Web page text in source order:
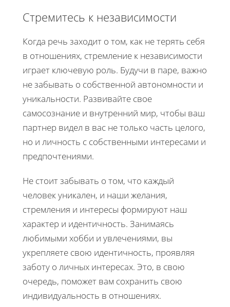
Стремитесь к независимости
Когда речь заходит о том, как не терять себя
в отношениях, стремление к независимости
играет ключевую роль. Будучи в паре, важно
не забывать о собственной автономности и
уникальности. Развивайте свое
самосознание и внутренний мир, чтобы ваш
партнер видел в вас не только часть целого,
но и личность с собственными интересами и
предпочтениями.
Не стоит забывать о том, что каждый
человек уникален, и наши желания,
стремления и интересы формируют наш
характер и идентичность. Занимаясь
любимыми хобби и увлечениями, вы
укрепляете свою идентичность, проявляя
заботу о личных интересах. Это, в свою
очередь, поможет вам сохранить свою
индивидуальность в отношениях.